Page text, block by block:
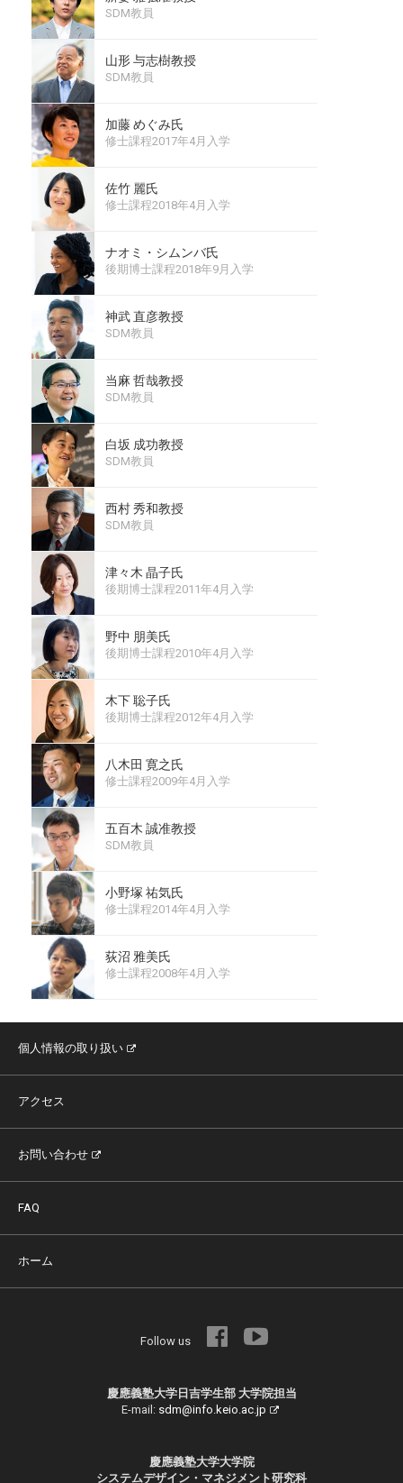
SDM教員
山形 与志樹教授
SDM教員
加藤 めぐみ氏
修士課程2017年4月入学
佐竹 麗氏
修士課程2018年4月入学
ナオミ・シムンバ氏
後期博士課程2018年9月入学
神武 直彦教授
SDM教員
当麻 哲哉教授
SDM教員
白坂 成功教授
SDM教員
西村 秀和教授
SDM教員
津々木 晶子氏
後期博士課程2011年4月入学
野中 朋美氏
後期博士課程2010年4月入学
木下 聡子氏
後期博士課程2012年4月入学
八木田 寛之氏
修士課程2009年4月入学
五百木 誠准教授
SDM教員
小野塚 祐気氏
修士課程2014年4月入学
荻沼 雅美氏
修士課程2008年4月入学
個人情報の取り扱い
アクセス
お問い合わせ
FAQ
ホーム
Follow us
慶應義塾大学日吉学生部 大学院担当
E-mail: sdm@info.keio.ac.jp
慶應義塾大学大学院
システムデザイン・マネジメント研究科